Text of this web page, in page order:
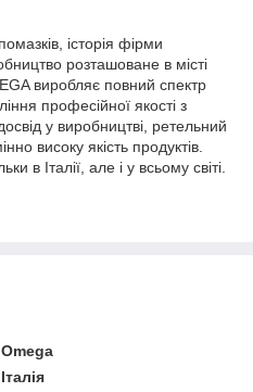
історія фірми
розташоване в місті
виробляє повний спектр
професійної якості з
у виробництві, ретельний
високу якість продуктів.
в Італії, але і у всьому світі.
Omega
Італія